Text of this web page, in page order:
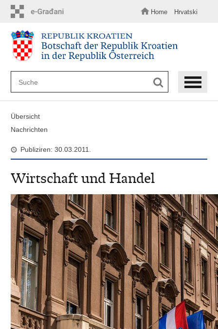
Hauptinhalt
Home Hrvatski
Übersicht
Nachrichten
Publiziren: 30.03.2011.
Wirtschaft und Handel